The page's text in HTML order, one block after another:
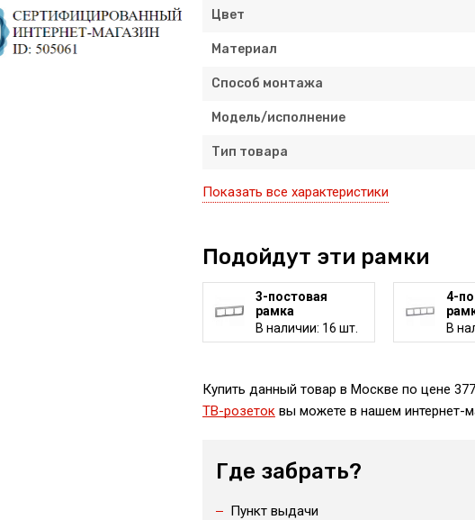
Цвет
Материал
Способ монтажа
Модель/исполнение
Тип товара
Показать все характеристики
Подойдут эти рамки
3-постовая
рамка
В наличии: 16 шт.
4-
В
Купить данный товар в Москве по цене
ТВ-розетоквы можете в нашем интернет-
Где забрать?
Пункт выдачи